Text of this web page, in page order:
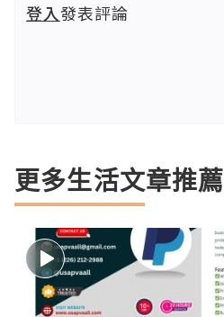
登入發表評論
更多生活文章推薦